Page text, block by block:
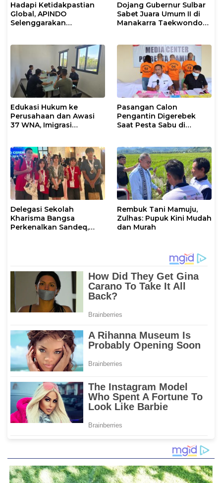
Hadapi Ketidakpastian
Global, APINDO
Selenggarakan
Ketahanan Ekonomi
Dojang Gubernur Sulbar
Sabet Juara Umum II di
Manakarra Taekwondo
Edukasi Hukum ke
Perusahaan dan Awasi
37 WNA, Imigrasi
Pangkep
Pasangan Calon
Pengantin Digerebek
Saat Pesta Sabu di
Delegasi Sekolah
Kharisma Bangsa
Perkenalkan Sandeq,
Rembuk Tani Mamuju,
Zulhas: Pupuk Kini Mudah
dan Murah